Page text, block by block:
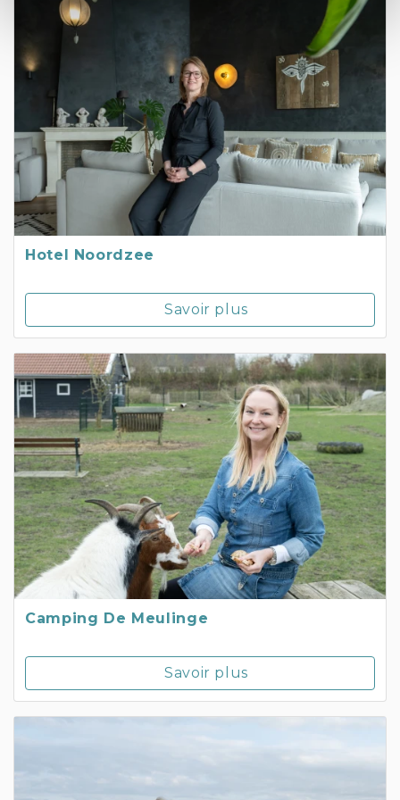
Hotel Noordzee
Savoir plus
Camping De Meulinge
Savoir plus